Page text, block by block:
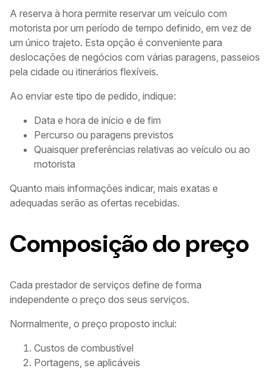
A reserva à hora permite reservar um veículo com
motorista por um período de tempo definido, em vez de
um único trajeto. Esta opção é conveniente para
deslocações de negócios com várias paragens, passeios
pela cidade ou itinerários flexíveis.
Ao enviar este tipo de pedido, indique:
Data e hora de início e de fim
Percurso ou paragens previstos
Quaisquer preferências relativas ao veículo ou ao
motorista
Quanto mais informações indicar, mais exatas e
adequadas serão as ofertas recebidas.
Composição do preço
Cada prestador de serviços define de forma
independente o preço dos seus serviços.
Normalmente, o preço proposto inclui:
Custos de combustível
Portagens, se aplicáveis